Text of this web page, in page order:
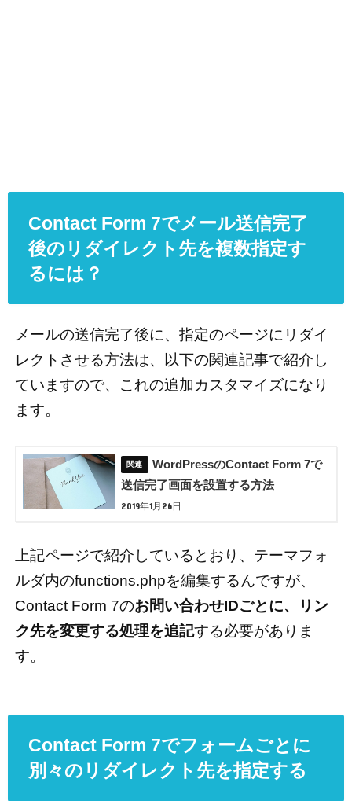
Contact Form 7でメール送信完了
後のリダイレクト先を複数指定す
るには？
メールの送信完了後に、指定のページにリダイ
レクトさせる方法は、以下の関連記事で紹介し
ていますので、これの追加カスタマイズになり
ます。
WordPressのContact Form 7で
送信完了画面を設置する方法
2019年1月26日
上記ページで紹介しているとおり、テーマフォ
ルダ内のfunctions.phpを編集するんですが、
Contact Form 7のお問い合わせIDごとに、リン
ク先を変更する処理を追記する必要がありま
す。
Contact Form 7でフォームごとに
別々のリダイレクト先を指定する